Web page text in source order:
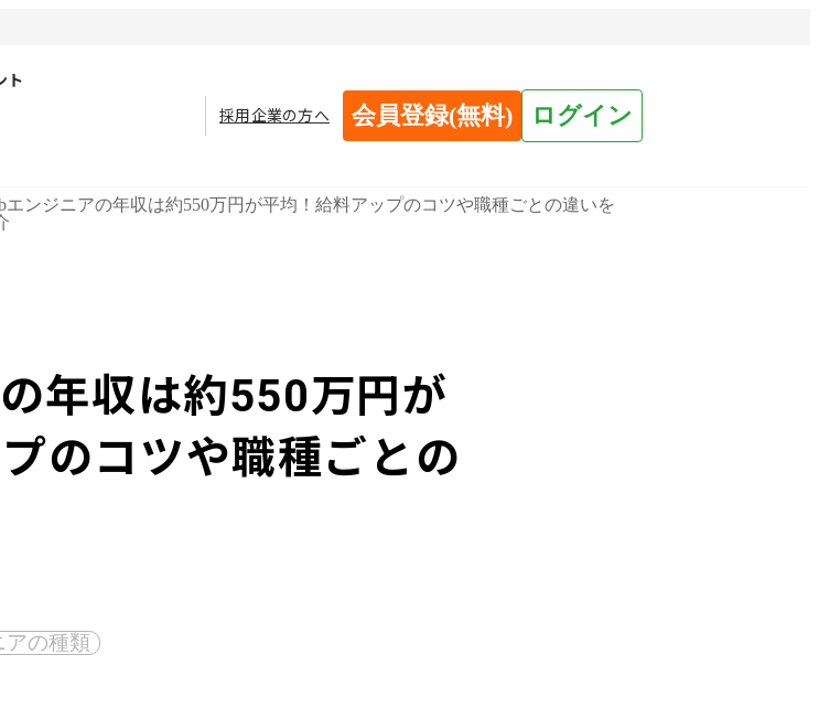
ト
採用企業の方へ 会員登録(無料) ログイン
エンジニアの年収は約550万円が平均！給料アップのコツや職種ごとの違いを
年収は約550万円が
のコツや職種ごとの
アの種類